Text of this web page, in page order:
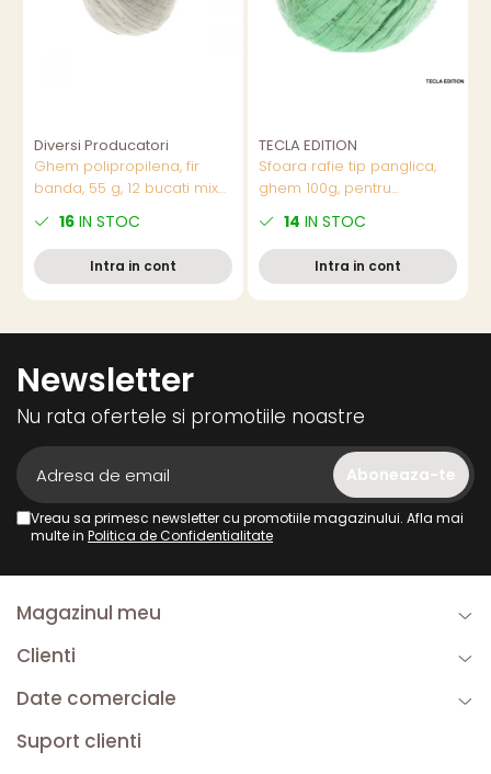
Diversi Producatori
Ghem polipropilena, fir
banda, 55 g, 12 bucati mix
culori/set,pret/buc
16 IN STOC
Intra in cont
TECLA EDITION
Sfoara rafie tip panglica,
ghem 100g, pentru
utilizare buchete si cadouri,
latime 3-5mm, diverse
culori
14 IN STOC
Intra in cont
Newsletter
Nu rata ofertele si promotiile noastre
Vreau sa primesc newsletter cu promotiile magazinului. Afla mai
multe in Politica de Confidentialitate
Magazinul meu
Clienti
Date comerciale
Suport clienti